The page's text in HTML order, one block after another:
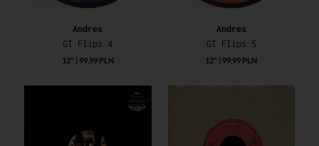
Andres
GT Flips 4
12" | 99,99 PLN
Andres
GT Flips 5
12" | 99,99 PLN